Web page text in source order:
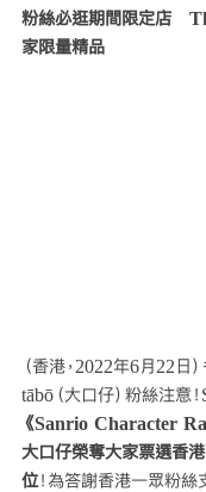
粉絲必逛期間限定店
家限量精品
（香港，2022年6月22日
tābō（大口仔）粉絲注意
《Sanrio Character
大口仔榮奪大家票選香
位！為答謝香港一眾粉絲